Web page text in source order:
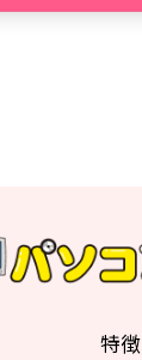
特徴